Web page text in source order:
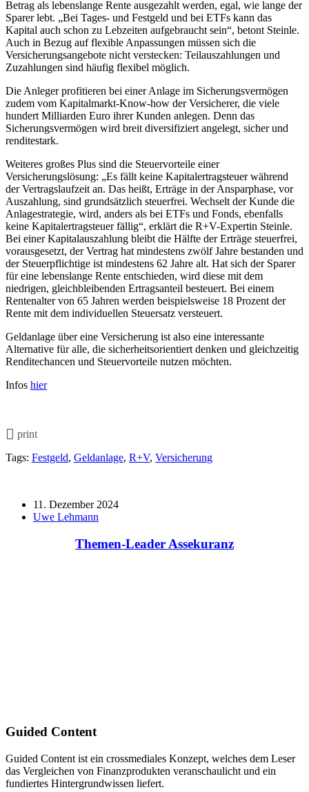
Betrag als lebenslange Rente ausgezahlt werden, egal, wie lange der
Sparer lebt. „Bei Tages- und Festgeld und bei ETFs kann das
Kapital auch schon zu Lebzeiten aufgebraucht sein“, betont Steinle.
Auch in Bezug auf flexible Anpassungen müssen sich die
Versicherungsangebote nicht verstecken: Teilauszahlungen und
Zuzahlungen sind häufig flexibel möglich.
Die Anleger profitieren bei einer Anlage im Sicherungsvermögen
zudem vom Kapitalmarkt-Know-how der Versicherer, die viele
hundert Milliarden Euro ihrer Kunden anlegen. Denn das
Sicherungsvermögen wird breit diversifiziert angelegt, sicher und
renditestark.
Weiteres großes Plus sind die Steuervorteile einer
Versicherungslösung: „Es fällt keine Kapitalertragsteuer während
der Vertragslaufzeit an. Das heißt, Erträge in der Ansparphase, vor
Auszahlung, sind grundsätzlich steuerfrei. Wechselt der Kunde die
Anlagestrategie, wird, anders als bei ETFs und Fonds, ebenfalls
keine Kapitalertragsteuer fällig“, erklärt die R+V-Expertin Steinle.
Bei einer Kapitalauszahlung bleibt die Hälfte der Erträge steuerfrei,
vorausgesetzt, der Vertrag hat mindestens zwölf Jahre bestanden und
der Steuerpflichtige ist mindestens 62 Jahre alt. Hat sich der Sparer
für eine lebenslange Rente entschieden, wird diese mit dem
niedrigen, gleichbleibenden Ertragsanteil besteuert. Bei einem
Rentenalter von 65 Jahren werden beispielsweise 18 Prozent der
Rente mit dem individuellen Steuersatz versteuert.
Geldanlage über eine Versicherung ist also eine interessante
Alternative für alle, die sicherheitsorientiert denken und gleichzeitig
Renditechancen und Steuervorteile nutzen möchten.
Infos hier
print
Tags: Festgeld, Geldanlage, R+V, Versicherung
11. Dezember 2024
Uwe Lehmann
Themen-Leader Assekuranz
Guided Content
Guided Content ist ein crossmediales Konzept, welches dem Leser
das Vergleichen von Finanzprodukten veranschaulicht und ein
fundiertes Hintergrundwissen liefert.